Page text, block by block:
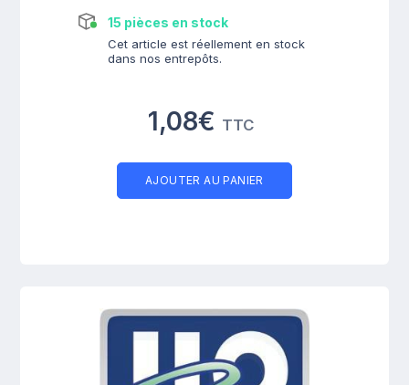
15 pièces en stock
Cet article est réellement en stock
dans nos entrepôts.
1,08€ TTC
AJOUTER AU PANIER